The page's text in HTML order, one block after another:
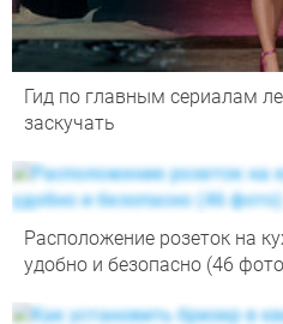
Гид по главным сериалам
заскучать
Расположение розеток на
удобно и безопасно (46